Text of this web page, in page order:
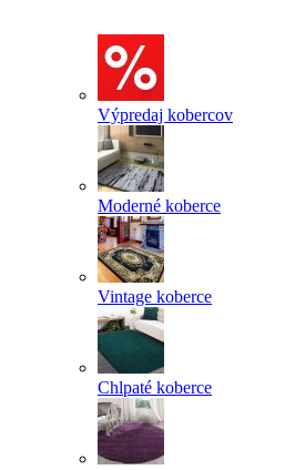
Výpredaj kobercov
Moderné koberce
Vintage koberce
Chlpaté koberce